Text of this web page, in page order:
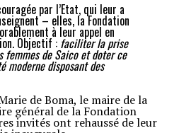
par l’Etat, qui leur a
– elles, la Fondation
à leur appel en
Objectif : faciliter la prise
femmes de Saico et doter ce
moderne disposant des
de Boma, le maire de la
général de la Fondation
invités ont rehaussé de leur